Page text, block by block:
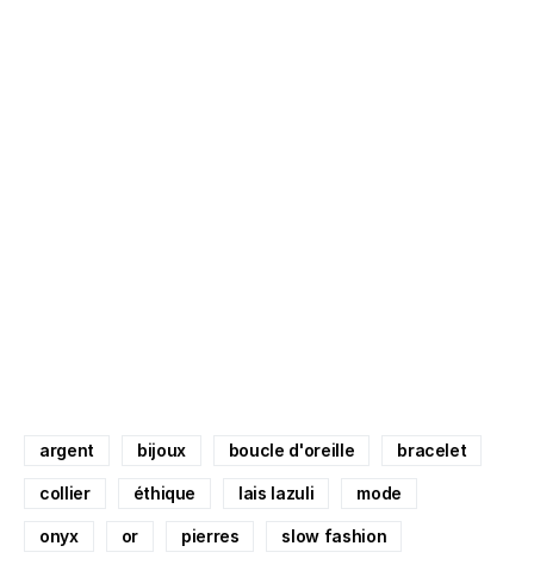
argent bijoux boucle d'oreille bracelet
collier éthique lais lazuli mode
onyx or pierres slow fashion